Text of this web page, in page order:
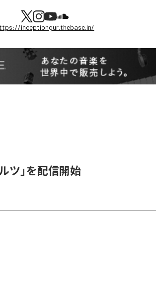
inceptiongur.thebase.in/
ツ」を配信開始